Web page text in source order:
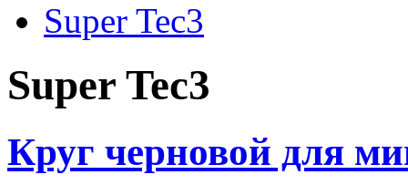
Super Tec3
Super Tec3
Круг черновой для